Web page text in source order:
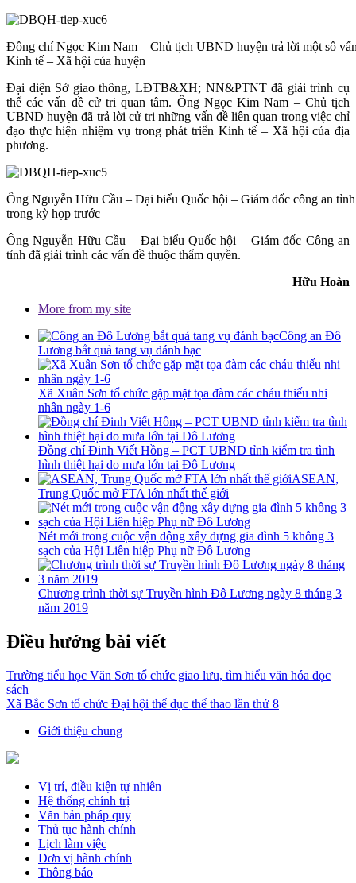
Đồng chí Ngọc Kim Nam – Chủ tịch UBND huyện trả lời một số
Kinh tế – Xã hội của huyện
Đại diện Sở giao thông, LĐTB&XH; NN&PTNT đã giải trình cụ
thể các vấn đề cử tri quan tâm. Ông Ngọc Kim Nam – Chủ tịch
UBND huyện đã trả lời cử tri những vấn đề liên quan trong việc chỉ
đạo thực hiện nhiệm vụ trong phát triển Kinh tế – Xã hội của địa
phương.
Ông Nguyễn Hữu Cầu – Đại biểu Quốc hội – Giám đốc công an
trong kỳ họp trước
Ông Nguyễn Hữu Cầu – Đại biểu Quốc hội – Giám đốc Công an
tỉnh đã giải trình các vấn đề thuộc thẩm quyền.
Hữu Hoàn
More from my site
Công an Đô
Lương bắt quả tang vụ đánh bạc
Xã Xuân Sơn tổ chức gặp mặt tọa đàm các cháu thiếu nhi
nhân ngày 1-6
Đồng chí Đinh Viết Hồng – PCT UBND tỉnh kiểm tra tình
hình thiệt hại do mưa lớn tại Đô Lương
ASEAN,
Trung Quốc mở FTA lớn nhất thế giới
Nét mới trong cuộc vận động xây dựng gia đình 5 không 3
sạch của Hội Liên hiệp Phụ nữ Đô Lương
Chương trình thời sự Truyền hình Đô Lương ngày 8 tháng 3
năm 2019
Điều hướng bài viết
Trường tiểu học Văn Sơn tổ chức giao lưu, tìm hiểu văn hóa đọc
sách
Xã Bắc Sơn tổ chức Đại hội thể dục thể thao lần thứ 8
Giới thiệu chung
Vị trí, điều kiện tự nhiên
Hệ thống chính trị
Văn bản pháp quy
Thủ tục hành chính
Lịch làm việc
Đơn vị hành chính
Thông báo